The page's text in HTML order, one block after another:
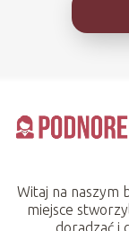
Witaj na naszym
miejsce
doradzać i